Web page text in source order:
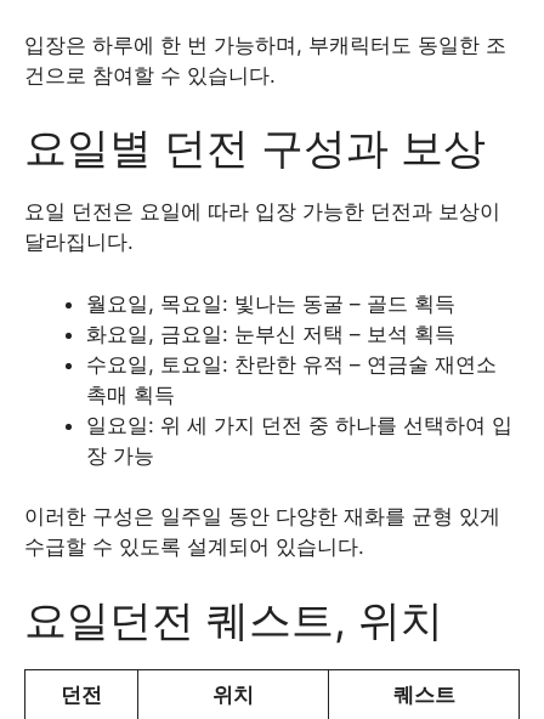
입장은 하루에 한 번 가능하며, 부캐릭터도 동일한 조
건으로 참여할 수 있습니다.​
요일별 던전 구성과 보상
요일 던전은 요일에 따라 입장 가능한 던전과 보상이
달라집니다.​
월요일, 목요일: 빛나는 동굴 – 골드 획득
화요일, 금요일: 눈부신 저택 – 보석 획득
수요일, 토요일: 찬란한 유적 – 연금술 재연소
촉매 획득
일요일: 위 세 가지 던전 중 하나를 선택하여 입
장 가능​
이러한 구성은 일주일 동안 다양한 재화를 균형 있게
수급할 수 있도록 설계되어 있습니다.​
요일던전 퀘스트, 위치
던전 위치 퀘스트